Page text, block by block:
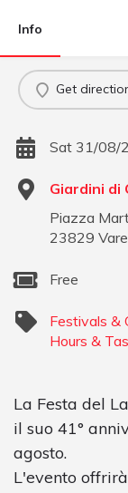
Info
Get
Sat 31/08/
Giardini di
Piazza
23829
Free
Festivals &
Hours &
La Festa del
il suo 41°
agosto.
L'evento